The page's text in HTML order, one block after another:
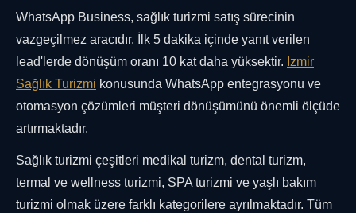
WhatsApp Business, sağlık turizmi satış sürecinin
vazgeçilmez aracıdır. İlk 5 dakika içinde yanıt verilen
lead'lerde dönüşüm oranı 10 kat daha yüksektir. Izmir
Sağlık Turizmi konusunda WhatsApp entegrasyonu ve
otomasyon çözümleri müşteri dönüşümünü önemli ölçüde
artırmaktadır.
Sağlık turizmi çeşitleri medikal turizm, dental turizm,
termal ve wellness turizmi, SPA turizmi ve yaşlı bakım
turizmi olmak üzere farklı kategorilere ayrılmaktadır. Tüm